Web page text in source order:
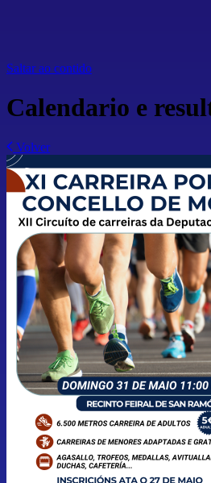
Saltar ao contido
Calendario e
Volver